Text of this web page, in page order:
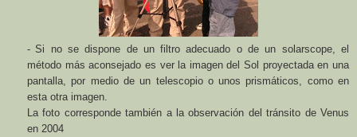
- Si no se dispone de un filtro adecuado o de un solarscope, el
método más aconsejado es ver la imagen del Sol proyectada en una
pantalla, por medio de un telescopio o unos prismáticos, como en
esta otra imagen.
La foto corresponde también a la observación del tránsito de Venus
en 2004